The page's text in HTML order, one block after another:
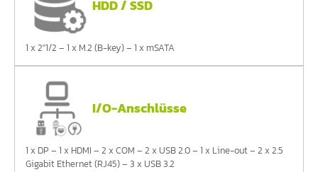
HDD / SSD
1 x 2"1/2 – 1 x M.2 (B-key) – 1 x mSATA
I/O-Anschlüsse
1 x DP – 1 x HDMI – 2 x COM – 2 x USB 2.0 – 1 x Line-out – 2 x 2.5
Gigabit Ethernet (RJ45) – 3 x USB 3.2